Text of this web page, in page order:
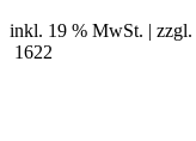
inkl. 19 % MwSt. | zzgl.
1622